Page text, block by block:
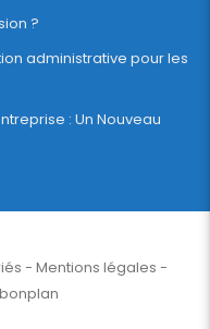
?
administrative pour les
: Un Nouveau
- Mentions légales -